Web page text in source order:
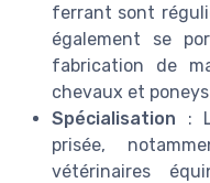
ferrant sont
également se
fabrication de
chevaux et
Spécialisation :
prisée,
vétérinaires